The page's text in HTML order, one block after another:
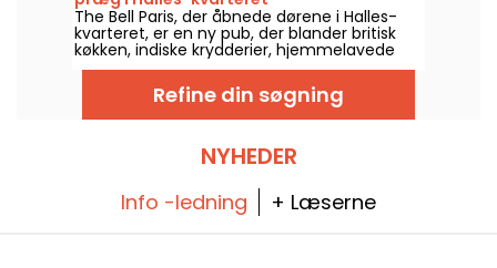
The Bell Paris, der åbnede dørene i Halles-
kvarteret, er en ny pub, der blander britisk
køkken, indiske krydderier, hjemmelavede
cocktails og håndværksøl i et interiør
signeret af Jim Hamilton.
Refine din søgning
NYHEDER
Info -ledning + Læserne